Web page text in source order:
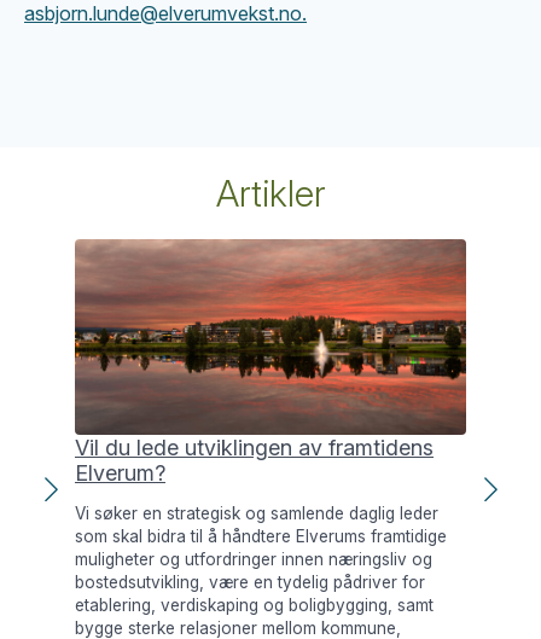
asbjorn.lunde@elverumvekst.no.
Artikler
Vil du lede utviklingen av framtidens
Elverum?
Vi søker en strategisk og samlende daglig leder
som skal bidra til å håndtere Elverums framtidige
muligheter og utfordringer innen næringsliv og
bostedsutvikling, være en tydelig pådriver for
etablering, verdiskaping og boligbygging, samt
bygge sterke relasjoner mellom kommune,